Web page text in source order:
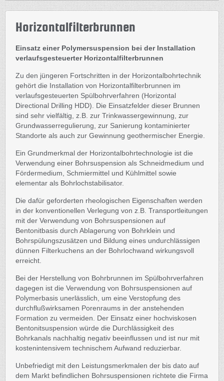
Horizontalfilterbrunnen
Einsatz einer Polymersuspension bei der Installation
verlaufsgesteuerter Horizontalfilterbrunnen
Zu den jüngeren Fortschritten in der Horizontalbohrtechnik
gehört die Installation von Horizontalfilterbrunnen im
verlaufsgesteuerten Spülbohrverfahren (Horizontal
Directional Drilling HDD). Die Einsatzfelder dieser Brunnen
sind sehr vielfältig, z.B. zur Trinkwassergewinnung, zur
Grundwasserregulierung, zur Sanierung kontaminierter
Standorte als auch zur Gewinnung geothermischer Energie.
Ein Grundmerkmal der Horizontalbohrtechnologie ist die
Verwendung einer Bohrsuspension als Schneidmedium und
Fördermedium, Schmiermittel und Kühlmittel sowie
elementar als Bohrlochstabilisator.
Die dafür geforderten rheologischen Eigenschaften werden
in der konventionellen Verlegung von z.B. Transportleitungen
mit der Verwendung von Bohrsuspensionen auf
Bentonitbasis durch Ablagerung von Bohrklein und
Bohrspülungszusätzen und Bildung eines undurchlässigen
dünnen Filterkuchens an der Bohrlochwand wirkungsvoll
erreicht.
Bei der Herstellung von Bohrbrunnen im Spülbohrverfahren
dagegen ist die Verwendung von Bohrsuspensionen auf
Polymerbasis unerlässlich, um eine Verstopfung des
durchflußwirksamen Porenraums in der anstehenden
Formation zu vermeiden. Der Einsatz einer hochviskosen
Bentonitsuspension würde die Durchlässigkeit des
Bohrkanals nachhaltig negativ beeinflussen und ist nur mit
kostenintensivem technischem Aufwand reduzierbar.
Unbefriedigt mit den Leistungsmerkmalen der bis dato auf
dem Markt befindlichen Bohrsuspensionen richtete die Firma